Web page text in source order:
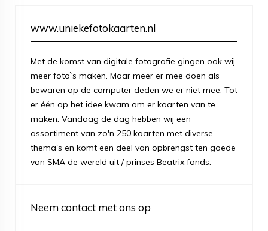
www.uniekefotokaarten.nl
Met de komst van digitale fotografie gingen ook wij
meer foto`s maken. Maar meer er mee doen als
bewaren op de computer deden we er niet mee. Tot
er één op het idee kwam om er kaarten van te
maken. Vandaag de dag hebben wij een
assortiment van zo'n 250 kaarten met diverse
thema's en komt een deel van opbrengst ten goede
van SMA de wereld uit / prinses Beatrix fonds.
Neem contact met ons op